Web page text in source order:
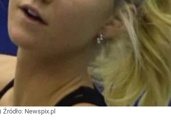
Źródło: Newspix.pl